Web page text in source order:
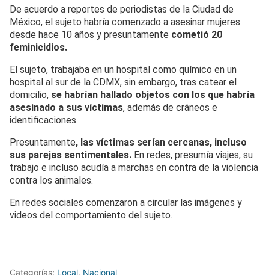
De acuerdo a reportes de periodistas de la Ciudad de
México, el sujeto habría comenzado a asesinar mujeres
desde hace 10 años y presuntamente cometió 20
feminicidios.
El sujeto, trabajaba en un hospital como químico en un
hospital al sur de la CDMX, sin embargo, tras catear el
domicilio, se habrían hallado objetos con los que habría
asesinado a sus víctimas, además de cráneos e
identificaciones.
Presuntamente, las víctimas serían cercanas, incluso
sus parejas sentimentales. En redes, presumía viajes, su
trabajo e incluso acudía a marchas en contra de la violencia
contra los animales.
En redes sociales comenzaron a circular las imágenes y
videos del comportamiento del sujeto.
Categorías: Local, Nacional